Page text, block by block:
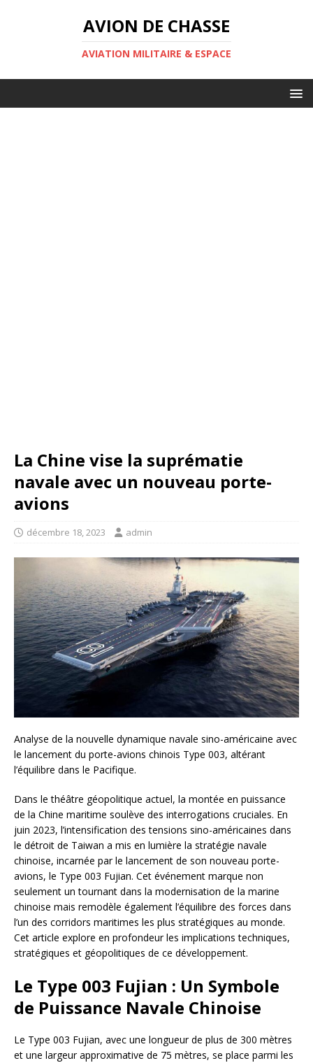
AVION DE CHASSE
AVIATION MILITAIRE & ESPACE
La Chine vise la suprématie
navale avec un nouveau porte-
avions
décembre 18, 2023 admin
Analyse de la nouvelle dynamique navale sino-américaine avec
le lancement du porte-avions chinois Type 003, altérant
l’équilibre dans le Pacifique.
Dans le théâtre géopolitique actuel, la montée en puissance
de la Chine maritime soulève des interrogations cruciales. En
juin 2023, l’intensification des tensions sino-américaines dans
le détroit de Taiwan a mis en lumière la stratégie navale
chinoise, incarnée par le lancement de son nouveau porte-
avions, le Type 003 Fujian. Cet événement marque non
seulement un tournant dans la modernisation de la marine
chinoise mais remodèle également l’équilibre des forces dans
l’un des corridors maritimes les plus stratégiques au monde.
Cet article explore en profondeur les implications techniques,
stratégiques et géopolitiques de ce développement.
Le Type 003 Fujian : Un Symbole
de Puissance Navale Chinoise
Le Type 003 Fujian, avec une longueur de plus de 300 mètres
et une largeur approximative de 75 mètres, se place parmi les